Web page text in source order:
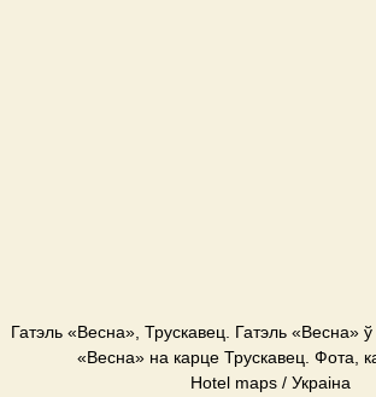
Гатэль «Весна», Трускавец. Гатэль «Весна»
«Весна» на карце Трускавец. Фота,
Hotel maps / Украіна